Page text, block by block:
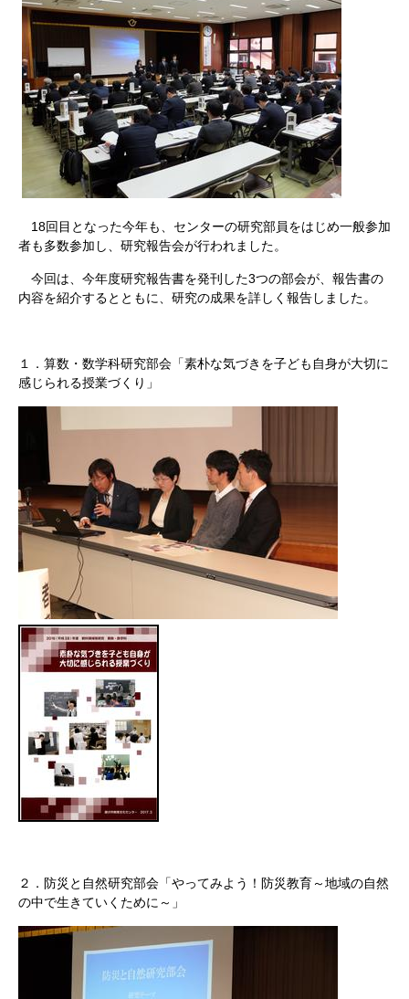
18回目となった今年も、センターの研究部員をはじめ一般参加
者も多数参加し、研究報告会が行われました。
今回は、今年度研究報告書を発刊した3つの部会が、報告書の
内容を紹介するとともに、研究の成果を詳しく報告しました。
１．算数・数学科研究部会「素朴な気づきを子ども自身が大切に
感じられる授業づくり」
２．防災と自然研究部会「やってみよう！防災教育～地域の自然
の中で生きていくために～」